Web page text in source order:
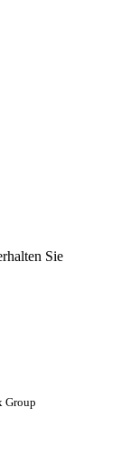
Sie
Group